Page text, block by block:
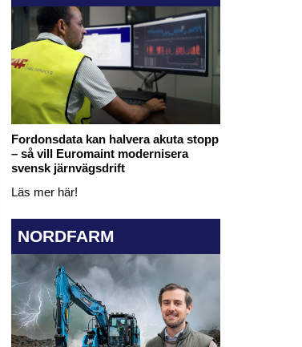
Fordonsdata kan halvera akuta stopp
– så vill Euromaint modernisera
svensk järnvägsdrift
Läs mer här!
NORDFARM